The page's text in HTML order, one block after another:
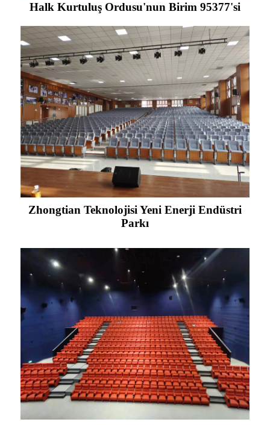
Halk Kurtuluş Ordusu'nun Birim 95377'si
Zhongtian Teknolojisi Yeni Enerji Endüstri
Parkı